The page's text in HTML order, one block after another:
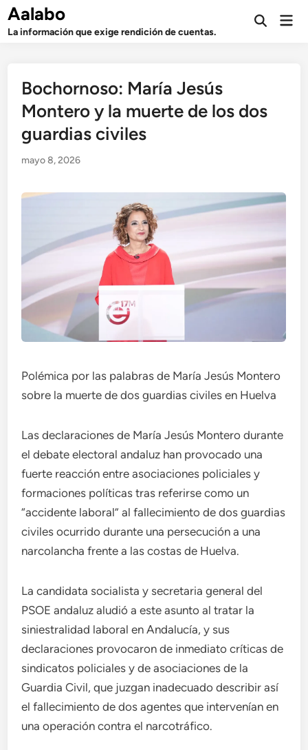
Saltar
contenido
Aalabo
La información que exige rendición de cuentas.
Abrir
Bochornoso: María Jesús
Montero y la muerte de los dos
guardias civiles
mayo 8, 2026
Polémica por las palabras de María Jesús Montero
sobre la muerte de dos guardias civiles en Huelva
Las declaraciones de María Jesús Montero durante
el debate electoral andaluz han provocado una
fuerte reacción entre asociaciones policiales y
formaciones políticas tras referirse como un
“accidente laboral” al fallecimiento de dos guardias
civiles ocurrido durante una persecución a una
narcolancha frente a las costas de Huelva.
La candidata socialista y secretaria general del
PSOE andaluz aludió a este asunto al tratar la
siniestralidad laboral en Andalucía, y sus
declaraciones provocaron de inmediato críticas de
sindicatos policiales y de asociaciones de la
Guardia Civil, que juzgan inadecuado describir así
el fallecimiento de dos agentes que intervenían en
una operación contra el narcotráfico.